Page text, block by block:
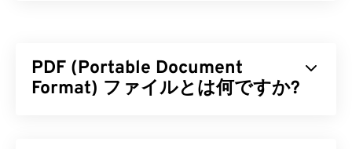
メラの一部として、専用のソフトウェアが付属して
いました。コダックは2005年にDCSカメラシリー
PDF (Portable Document
Format) ファイルとは何ですか?